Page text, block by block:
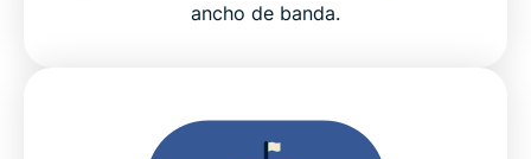
ancho de banda.